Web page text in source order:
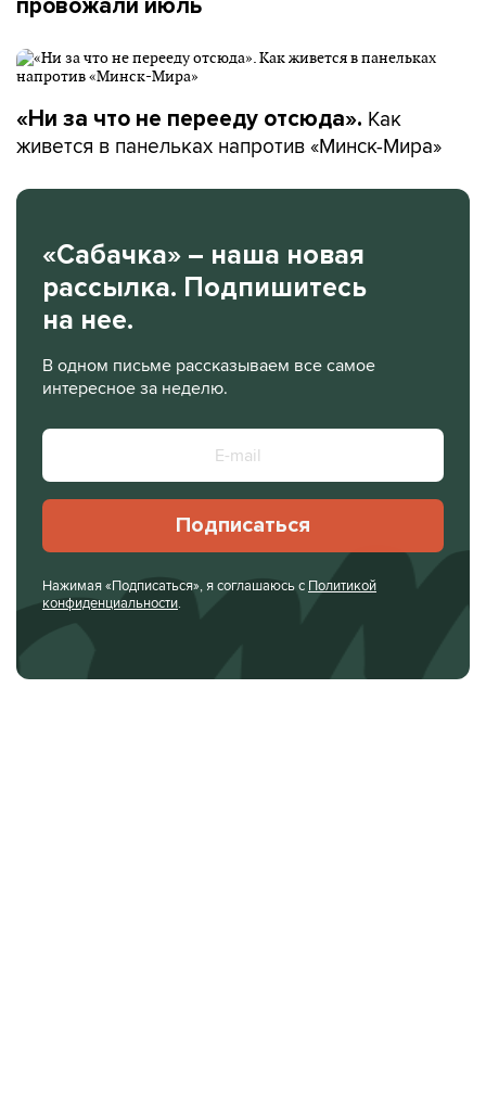
провожали июль
«Ни за что не перееду отсюда». Как
живется в панельках напротив «Минск-Мира»
«Сабачка» – наша новая
рассылка. Подпишитесь
на нее.
В одном письме рассказываем все самое
интересное за неделю.
Подписаться
Нажимая «Подписаться», я соглашаюсь с Политикой
конфиденциальности.